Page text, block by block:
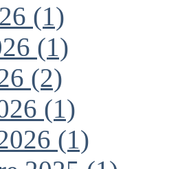
(1)
(1)
(2)
(1)
(1)